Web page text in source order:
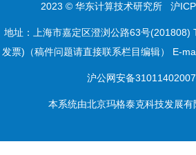
2023 © 华东计算技术研究所 沪
地址：上海市嘉定区澄浏公路63号(201808)
发票)（稿件问题请直接联系栏目编辑） E-
沪公网安备
本系统由北京玛格泰克科技发展有